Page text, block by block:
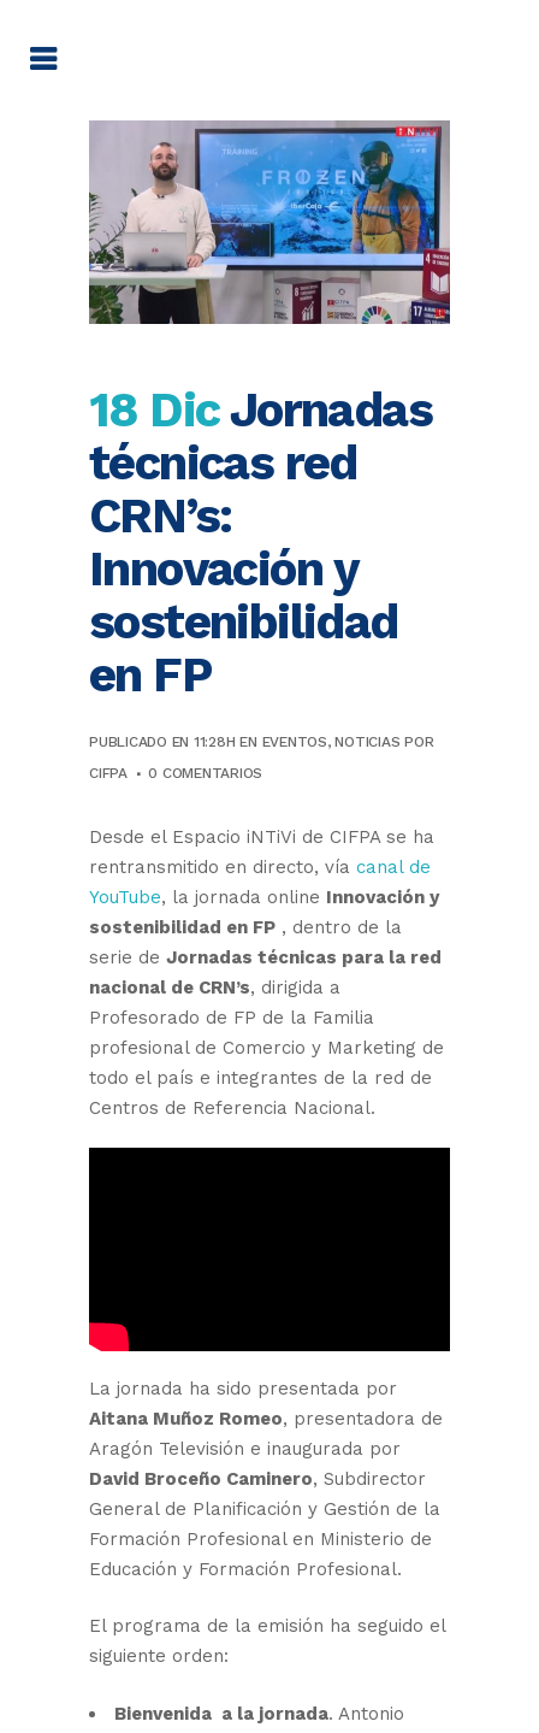
18 DicJornadas
técnicas red
CRN’s:
Innovación y
sostenibilidad
en FP
PUBLICADO EN 11:28H EN EVENTOS,NOTICIAS POR
CIFPA
0 COMENTARIOS
Desde el Espacio iNTiVi de CIFPA se ha
rentransmitido en directo, vía canal de
YouTube, la jornada online Innovación y
sostenibilidad en FP , dentro de la
serie de Jornadas técnicas para la red
nacional de CRN’s, dirigida a
Profesorado de FP de la Familia
profesional de Comercio y Marketing de
todo el país e integrantes de la red de
Centros de Referencia Nacional.
La jornada ha sido presentada por
Aitana Muñoz Romeo, presentadora de
Aragón Televisión e inaugurada por
David Broceño Caminero, Subdirector
General de Planificación y Gestión de la
Formación Profesional en Ministerio de
Educación y Formación Profesional.
El programa de la emisión ha seguido el
siguiente orden:
Bienvenida a la jornada. Antonio